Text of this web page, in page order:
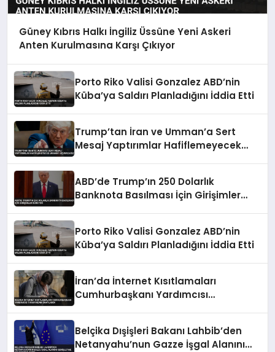
Güney Kıbrıs Halkı İngiliz Üssüne Yeni Askeri
Anten Kurulmasına Karşı Çıkıyor
Porto Riko Valisi Gonzalez ABD’nin
Küba’ya Saldırı Planladığını İddia Etti
Trump’tan İran ve Umman’a Sert
Mesaj Yaptırımlar Hafiflemeyecek
ABD’de Trump’ın 250 Dolarlık
Banknota Basılması İçin Girişimler
Porto Riko Valisi Gonzalez ABD’nin
Küba’ya Saldırı Planladığını İddia Etti
İran’da İnternet Kısıtlamaları
Cumhurbaşkanı Yardımcısı
Belçika Dışişleri Bakanı Lahbib’den
Netanyahu’nun Gazze İşgal Alanını